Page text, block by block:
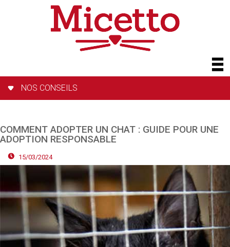
NOS CONSEILS
COMMENT ADOPTER UN CHAT : GUIDE POUR UNE
ADOPTION RESPONSABLE
15/03/2024